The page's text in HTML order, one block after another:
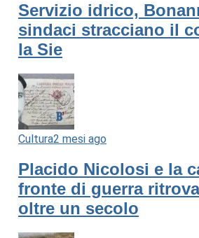
Servizio idrico,
sindaci stracciano il
la Sie
Cultura2 mesi ago
Placido Nicolosi e la
fronte di guerra
oltre un secolo